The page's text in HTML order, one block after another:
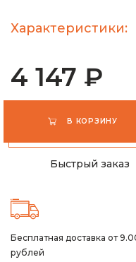
Характеристики:
4 147 ₽
В КОРЗИНУ
Быстрый заказ
Бесплатная доставка от
рублей